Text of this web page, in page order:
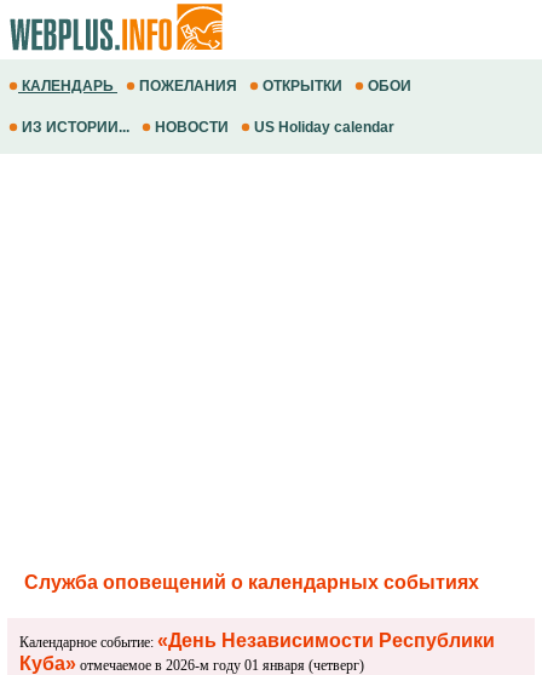
КАЛЕНДАРЬ ПОЖЕЛАНИЯ ОТКРЫТКИ ОБОИ
ИЗ ИСТОРИИ... НОВОСТИ US Holiday calendar
Служба оповещений о календарных событиях
Календарное событие: «День Независимости Республики
Куба» отмечаемое в 2026-м году 01 января (четверг)